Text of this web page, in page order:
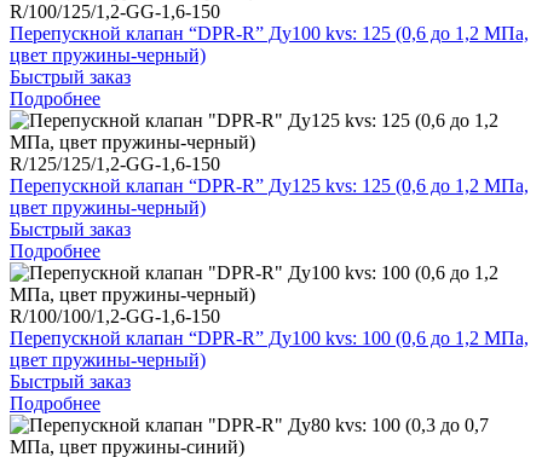
R/100/125/1,2-GG-1,6-150
Перепускной клапан “DPR-R” Ду100 kvs: 125 (0,6 до 1,2 МПа,
цвет пружины-черный)
Быстрый заказ
Подробнее
R/125/125/1,2-GG-1,6-150
Перепускной клапан “DPR-R” Ду125 kvs: 125 (0,6 до 1,2 МПа,
цвет пружины-черный)
Быстрый заказ
Подробнее
R/100/100/1,2-GG-1,6-150
Перепускной клапан “DPR-R” Ду100 kvs: 100 (0,6 до 1,2 МПа,
цвет пружины-черный)
Быстрый заказ
Подробнее